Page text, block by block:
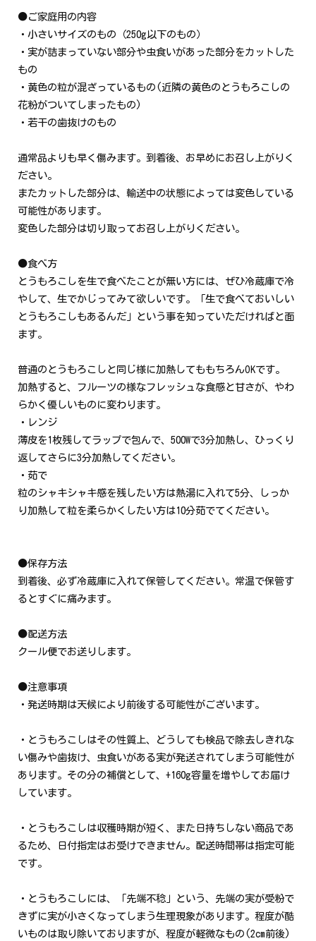
●ご家庭用の内容
・小さいサイズのもの（250g以下のもの）
・実が詰まっていない部分や虫食いがあった部分をカットした
もの
・黄色の粒が混ざっているもの(近隣の黄色のとうもろこしの
花粉がついてしまったもの)
・若干の歯抜けのもの
通常品よりも早く傷みます。到着後、お早めにお召し上がりく
ださい。
またカットした部分は、輸送中の状態によっては変色している
可能性があります。
変色した部分は切り取ってお召し上がりください。
●食べ方
とうもろこしを生で食べたことが無い方には、ぜひ冷蔵庫で冷
やして、生でかじってみて欲しいです。「生で食べておいしい
とうもろこしもあるんだ」という事を知っていただければと面
ます。
普通のとうもろこしと同じ様に加熱してももちろんOKです。
加熱すると、フルーツの様なフレッシュな食感と甘さが、やわ
らかく優しいものに変わります。
・レンジ
薄皮を1枚残してラップで包んで、500Wで3分加熱し、ひっくり
返してさらに3分加熱してください。
・茹で
粒のシャキシャキ感を残したい方は熱湯に入れて5分、しっか
り加熱して粒を柔らかくしたい方は10分茹でてください。
●保存方法
到着後、必ず冷蔵庫に入れて保管してください。常温で保管す
るとすぐに痛みます。
●配送方法
クール便でお送りします。
●注意事項
・発送時期は天候により前後する可能性がございます。
・とうもろこしはその性質上、どうしても検品で除去しきれな
い傷みや歯抜け、虫食いがある実が発送されてしまう可能性が
あります。その分の補償として、+160g容量を増やしてお届け
しています。
・とうもろこしは収穫時期が短く、また日持ちしない商品であ
るため、日付指定はお受けできません。配送時間帯は指定可能
です。
・とうもろこしには、「先端不稔」という、先端の実が受粉で
きずに実が小さくなってしまう生理現象があります。程度が酷
いものは取り除いておりますが、程度が軽微なもの(2cm前後)